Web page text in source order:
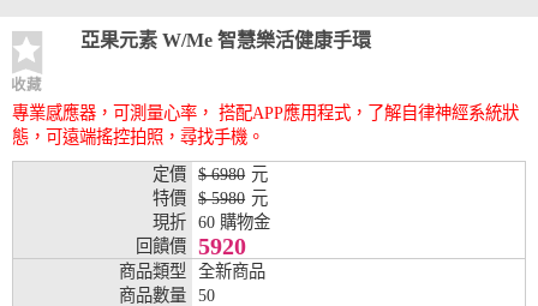
收藏
亞果元素 W/Me 智慧樂活健康手環
專業感應器，可測量心率， 搭配APP應用程式，了解自律神經系統狀
態，可遠端搖控拍照，尋找手機。
定價
$ 6980 元
特價
$ 5980 元
現折
60 購物金
回饋價
5920
商品類型
全新商品
商品數量
50
3期
臺灣新光銀行、陽信銀行、聯邦銀行、遠東商
託、台灣樂天、三信商銀
兆豐銀行、合作金庫、第一銀行、華南銀行、
彰化銀行、上海銀行、富邦銀行、國泰世華、
台灣企銀、台中銀行、匯豐銀行、華泰銀行、
臺灣新光銀行、陽信銀行、聯邦銀行、遠東商
銀、元大銀行、永豐銀行、玉山銀行、凱基銀
行、星展銀行、台新銀行、安泰銀行、中國信
託、台灣樂天、三信商銀